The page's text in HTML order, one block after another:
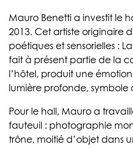
Mauro Benetti a investit le
2013. Cet artiste originaire
poétiques et sensorielles :
fait à présent partie de la
l’hôtel, produit une
lumière profonde,
Pour le hall, Mauro a
fauteuil : photographie
trône, moitié d’objet dans